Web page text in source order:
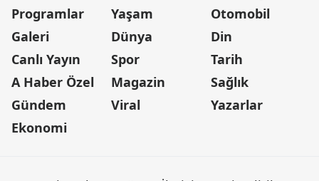
Programlar
Galeri
Canlı Yayın
A Haber Özel
Gündem
Ekonomi
Yaşam
Dünya
Spor
Magazin
Viral
Otomobil
Din
Tarih
Sağlık
Yazarlar